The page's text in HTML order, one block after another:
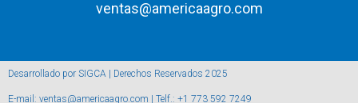
ventas@americaagro.com
Desarrollado por SIGCA | Derechos Reservados 2025
E-mail: ventas@americaagro.com | Telf.: +1 773 592 7249